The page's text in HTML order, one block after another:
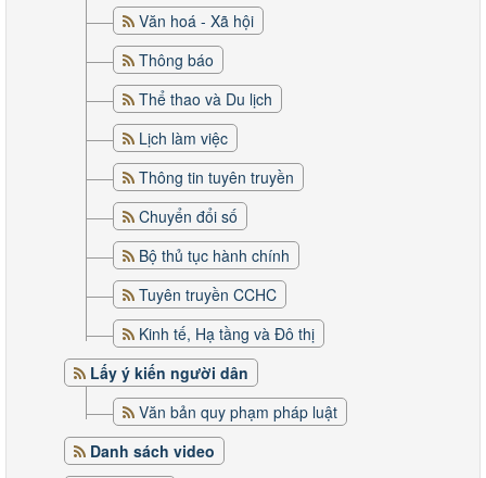
Văn hoá - Xã hội
Thông báo
Thể thao và Du lịch
Lịch làm việc
Thông tin tuyên truyền
Chuyển đổi số
Bộ thủ tục hành chính
Tuyên truyền CCHC
Kinh tế, Hạ tầng và Đô thị
Lấy ý kiến người dân
Văn bản quy phạm pháp luật
Danh sách video